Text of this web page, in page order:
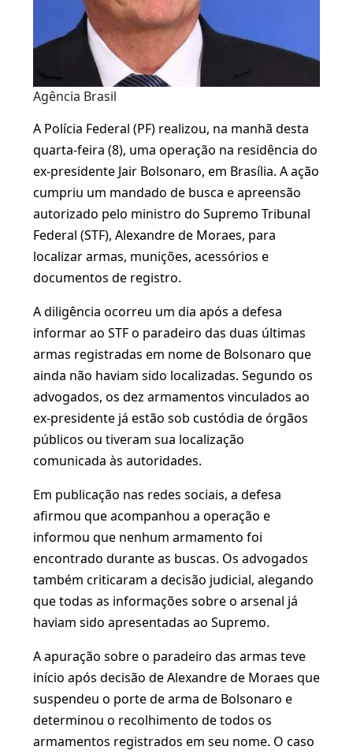
Agência Brasil
A Polícia Federal (PF) realizou, na manhã desta
quarta-feira (8), uma operação na residência do
ex-presidente Jair Bolsonaro, em Brasília. A ação
cumpriu um mandado de busca e apreensão
autorizado pelo ministro do Supremo Tribunal
Federal (STF), Alexandre de Moraes, para
localizar armas, munições, acessórios e
documentos de registro.
A diligência ocorreu um dia após a defesa
informar ao STF o paradeiro das duas últimas
armas registradas em nome de Bolsonaro que
ainda não haviam sido localizadas. Segundo os
advogados, os dez armamentos vinculados ao
ex-presidente já estão sob custódia de órgãos
públicos ou tiveram sua localização
comunicada às autoridades.
Em publicação nas redes sociais, a defesa
afirmou que acompanhou a operação e
informou que nenhum armamento foi
encontrado durante as buscas. Os advogados
também criticaram a decisão judicial, alegando
que todas as informações sobre o arsenal já
haviam sido apresentadas ao Supremo.
A apuração sobre o paradeiro das armas teve
início após decisão de Alexandre de Moraes que
suspendeu o porte de arma de Bolsonaro e
determinou o recolhimento de todos os
armamentos registrados em seu nome. O caso